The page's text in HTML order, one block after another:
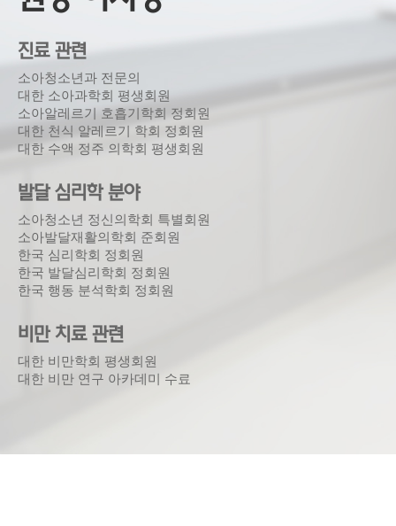
진료 관련
소아청소년과 전문의
대한 소아과학회 평생회원
소아알레르기 호흡기학회 정회원
대한 천식 알레르기 학회 정회원
대한 수액 정주 의학회 평생회원
발달 심리학 분야
소아청소년 정신의학회 특별회원
소아발달재활의학회 준회원
한국 심리학회 정회원
한국 발달심리학회 정회원
한국 행동 분석학회 정회원
비만 치료 관련
대한 비만학회 평생회원
대한 비만 연구 아카데미 수료